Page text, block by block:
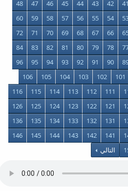
41
42
43
44
45
46
47
48
54
55
56
57
58
59
60
66
67
68
69
70
71
72
78
79
80
81
82
83
84
90
91
92
93
94
95
96
101
102
103
104
105
106
111
112
113
114
115
116
121
122
123
124
125
126
131
132
133
134
135
136
141
142
143
144
145
146
التالي